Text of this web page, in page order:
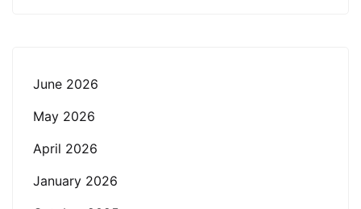
June 2026
May 2026
April 2026
January 2026